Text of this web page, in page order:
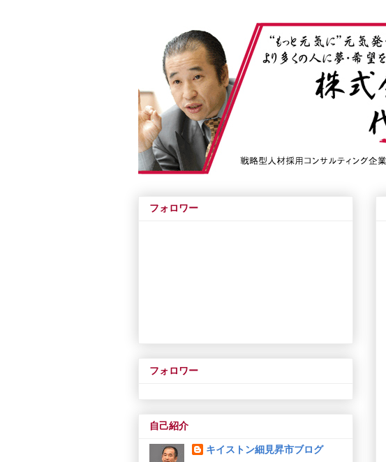
フォロワー
フォロワー
自己紹介
キイストン細見昇市ブログ